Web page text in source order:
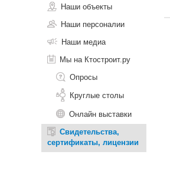
Наши объекты
Наши персоналии
Наши медиа
Мы на Ктостроит.ру
Опросы
Круглые столы
Онлайн выставки
Свидетельства,
сертификаты, лицензии